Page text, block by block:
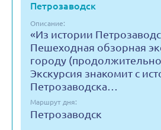
Петрозаводск
Описание:
«Из истории
Пешеходная обзорная
городу
Экскурсия знакомит с
Петрозаводска…
Маршрут дня:
Петрозаводск